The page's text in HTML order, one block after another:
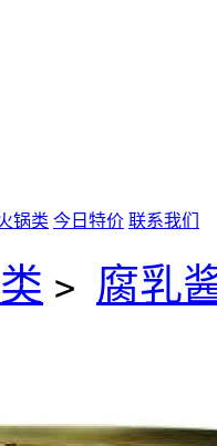
锅类 今日特价 联系我们
> 腐乳